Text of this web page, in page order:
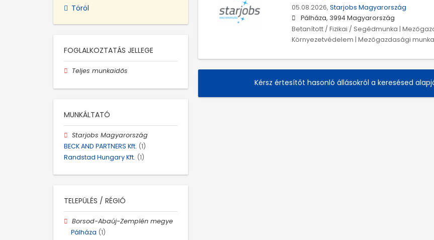
05.08.2026, Starjobs Magyarország
Pálháza, 3994 Magyarország
Betanított / Fizikai / Segédmunka |
Környezetvédelem | Mezőgazdasági munka
Kérsz értesítőt hasonló állásokról a keresésed
Töröl
FOGLALKOZTATÁS JELLEGE
Teljes munkaidős
MUNKÁLTATÓ
Starjobs Magyarország
BECK AND PARTNERS Kft. (1)
Randstad Hungary Kft. (1)
TELEPÜLÉS / RÉGIÓ
Borsod-Abaúj-Zemplén megye
Pálháza (1)